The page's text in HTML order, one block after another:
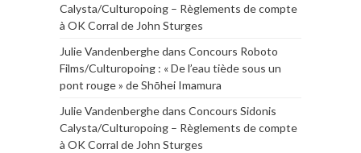
Calysta/Culturopoing – Règlements de compte
à OK Corral de John Sturges
Julie Vandenberghedans Concours Roboto
Films/Culturopoing : « De l’eau tiède sous un
pont rouge » de Shōhei Imamura
Julie Vandenberghedans Concours Sidonis
Calysta/Culturopoing – Règlements de compte
à OK Corral de John Sturges